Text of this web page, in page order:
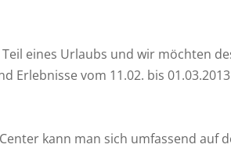
eines Urlaubs und wir möchten
Erlebnisse vom 11.02. bis 01.03.2013
kann man sich umfassend auf